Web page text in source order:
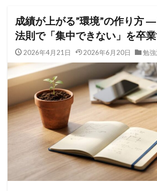
成績が上がる”環境”の作り方
法則で「集中できない」を卒
2026年4月21日 2026年6月20日 勉